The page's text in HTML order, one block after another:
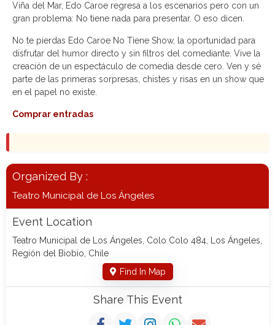
Viña del Mar, Edo Caroe regresa a los escenarios pero con un
gran problema: No tiene nada para presentar. O eso dicen.
No te pierdas Edo Caroe No Tiene Show, la oportunidad para
disfrutar del humor directo y sin filtros del comediante. Vive la
creación de un espectáculo de comedia desde cero. Ven y sé
parte de las primeras sorpresas, chistes y risas en un show que
en el papel no existe.
Comprar entradas
Organized By :
Teatro Municipal de Los Ángeles
Event Location
Teatro Municipal de Los Ángeles, Colo Colo 484, Los Ángeles,
Región del Biobío, Chile
Find In Map
Share This Event